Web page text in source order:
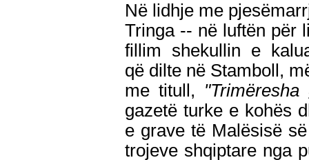
Në lidhje me
Tringa -- në luftën për
fillim shekullin e
që dilte në Stamboll,
me titull,
gazetë turke e kohës
e grave të Malësisë
trojeve shqiptare nga